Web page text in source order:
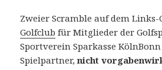
Zweier Scramble auf dem
Golfclub für Mitglieder der
Sportverein Sparkasse
Spielpartner,nicht